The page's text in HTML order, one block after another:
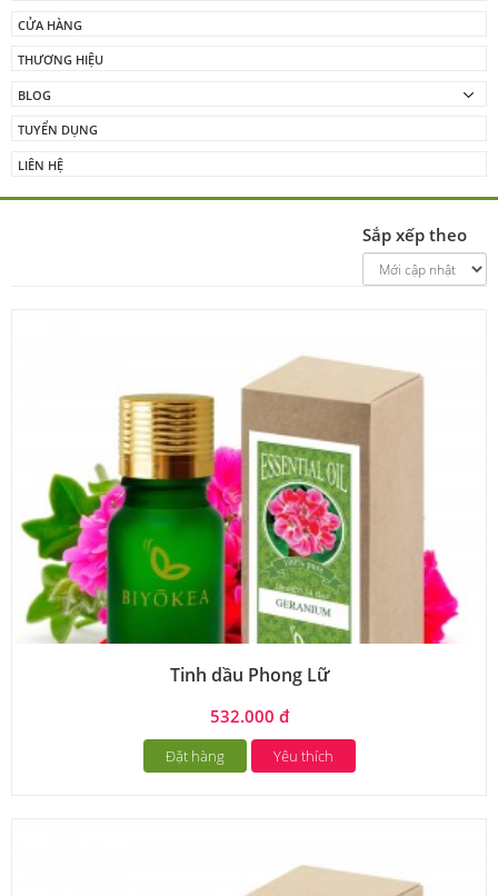
CỬA HÀNG
THƯƠNG HIỆU
BLOG
TUYỂN DỤNG
LIÊN HỆ
Sắp xếp theo
Tinh dầu Phong Lữ
532.000 đ
Đặt hàng Yêu thích